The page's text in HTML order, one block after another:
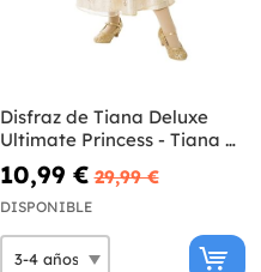
Disfraz de Tiana Deluxe
Ultimate Princess - Tiana y
el Sapo
10,99 € 29,99 €
DISPONIBLE